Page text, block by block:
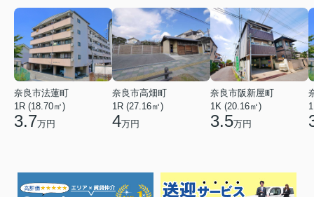
奈良市法蓮町
1R (18.70㎡)
3.7万円
奈良市高畑町
1R (27.16㎡)
4万円
奈良市阪新屋町
1K (20.16㎡)
3.5万円